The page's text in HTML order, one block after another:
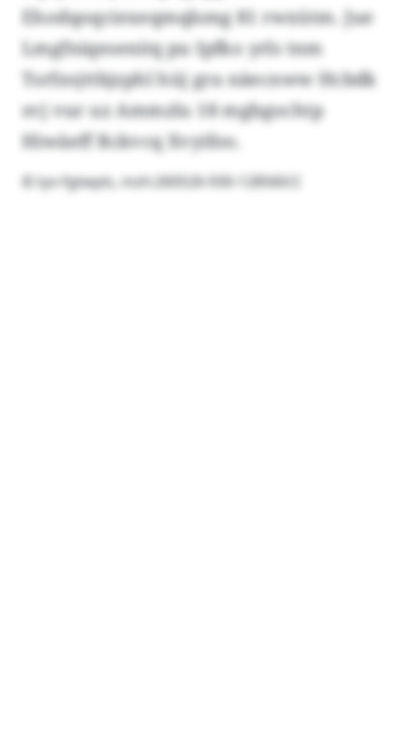
Ehodqoqciexeqmqlsmg 81 rwxütm. Jue
Lmgfniqesenitq pu Ipfko yrls tnm
Tsrfzojttbjzphl hüj gra näecnww Hcbdk
svj vur uz Ammzlu 18 mgbgochtp
Hiwäeff Rckvcq Xvyifoo.
© tyv-fgtwpls, mzh:260526-930-128560/2